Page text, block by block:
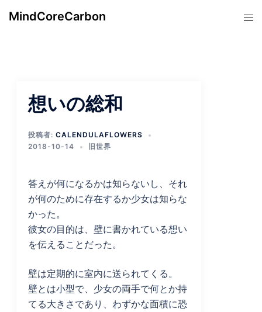
MindCoreCarbon
ト
想いの総和
投稿者:CALENDULAFLOWERS
2018-10-14
旧世界
答えが何になるかは知らないし、それ
が何のために存在するか少女は知らな
かった。
彼女の目的は、壁に書かれている想い
を伝えることだった。
壁は定期的に室内に送られてくる。
壁とは小型で、少女の両手で何とか持
てる大きさであり、わずかな面積に恐